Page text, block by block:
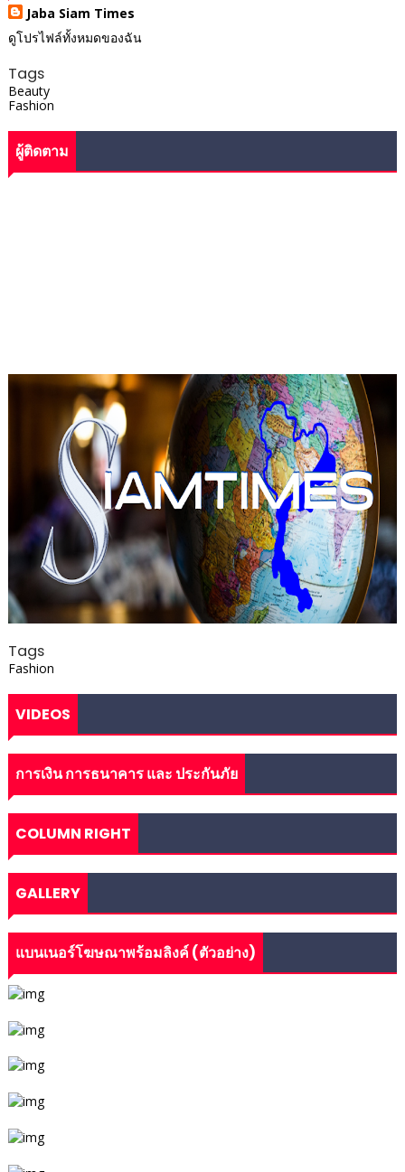
Jaba Siam Times
ดูโปรไฟล์ทั้งหมดของฉัน
Tags
Beauty
Fashion
ผู้ติดตาม
Tags
Fashion
VIDEOS
การเงิน การธนาคาร และ ประกันภัย
COLUMN RIGHT
GALLERY
แบนเนอร์โฆษณาพร้อมลิงค์ (ตัวอย่าง)